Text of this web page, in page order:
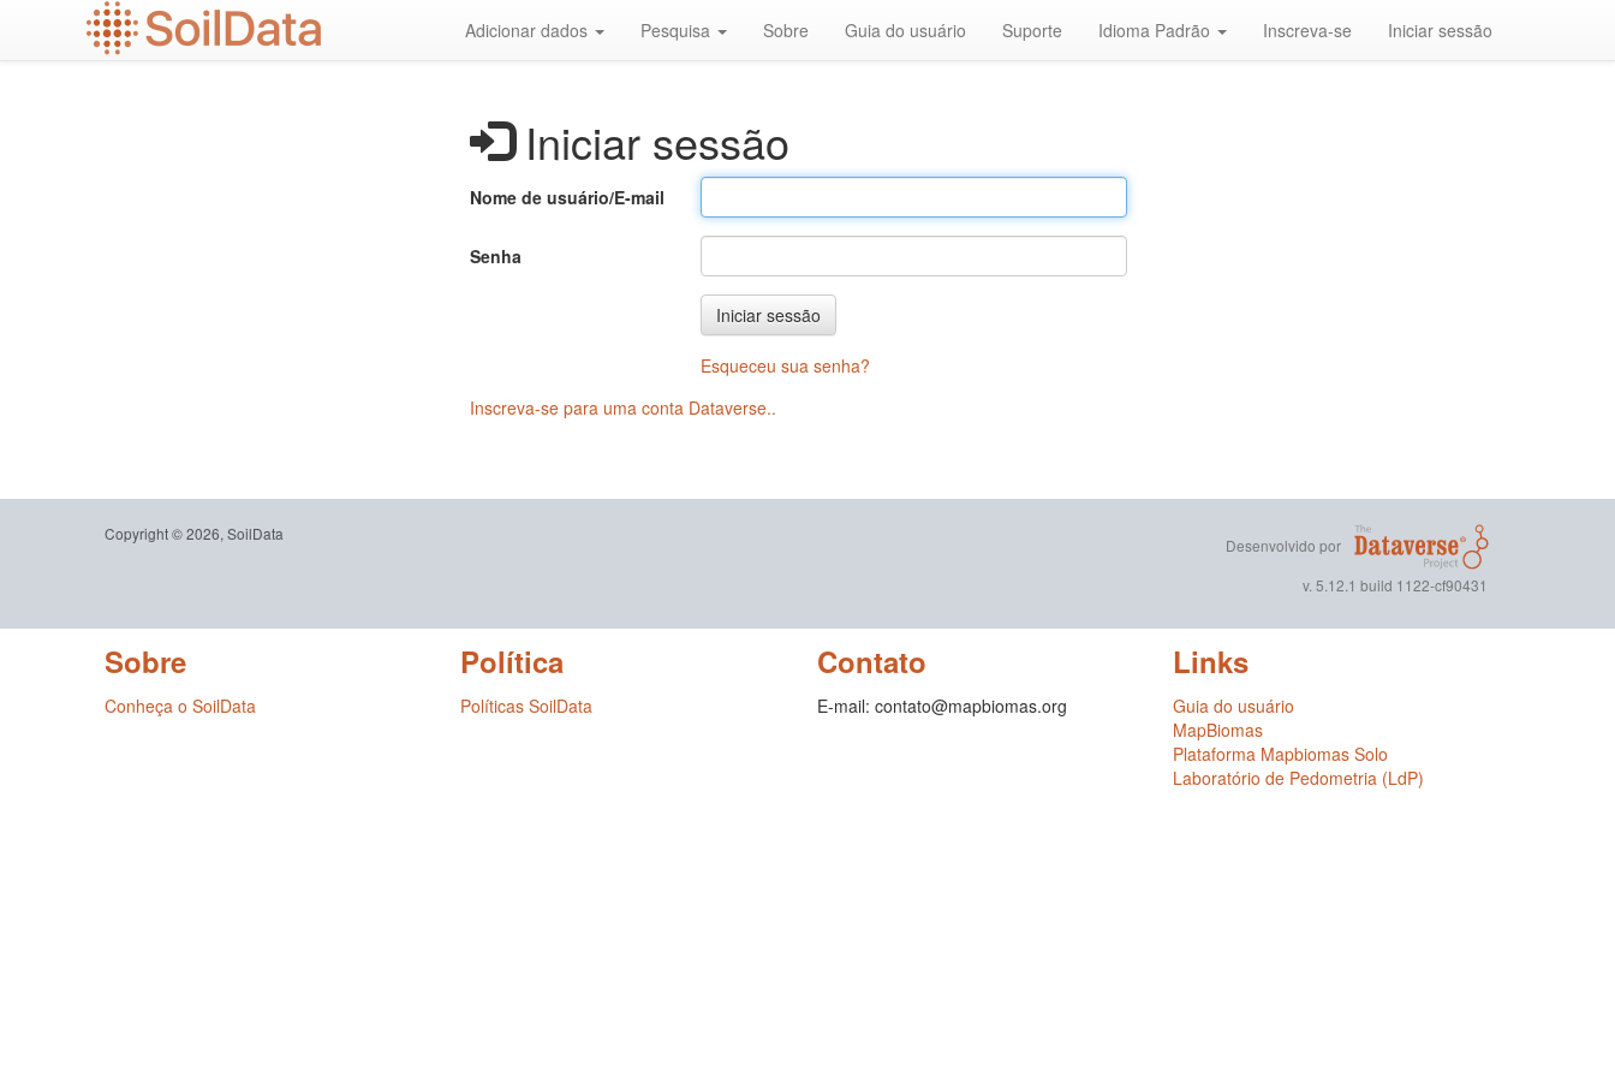
Adicionar dados Pesquisa Sobre Guia do usuário Suporte Idioma Padrão Inscreva-se Iniciar sessão
Iniciar sessão
Nome de usuário/E-mail
Senha
Iniciar sessão
Esqueceu sua senha?
Inscreva-se para uma conta Dataverse..
Copyright © 2026, SoilData
Desenvolvido por
v. 5.12.1 build 1122-cf90431
Sobre
Conheça o SoilData
Política
Políticas SoilData
Contato
E-mail: contato@mapbiomas.org
Links
Guia do usuário
MapBiomas
Plataforma Mapbiomas Solo
Laboratório de Pedometria (LdP)